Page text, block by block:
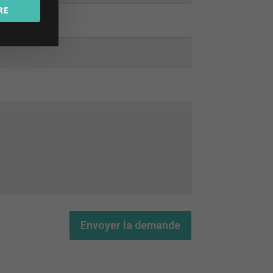
Envoyer la demande